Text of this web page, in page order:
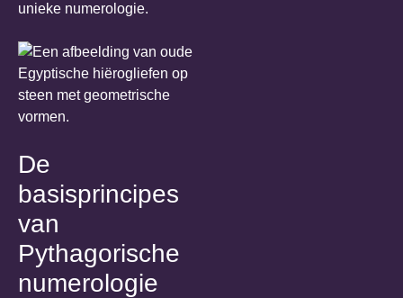
unieke numerologie.
De
basisprincipes
van
Pythagorische
numerologie